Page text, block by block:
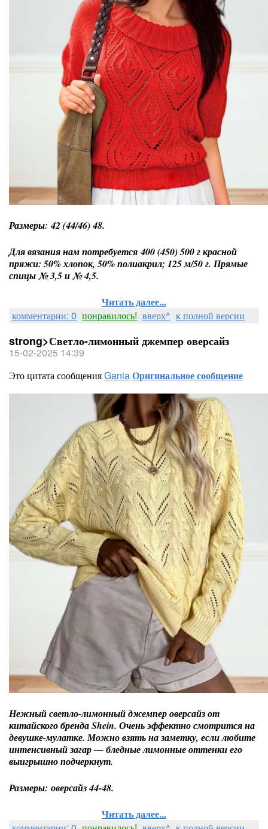
Размеры: 42 (44/46) 48.
Для вязания нам потребуется 400 (450) 500 г красной
пряжи: 50% хлопок, 50% полиакрил; 125 м/50 г. Прямые
спицы № 3,5 и № 4,5.
Читать далее...
комментарии: 0 понравилось! вверх^ к полной версии
strong>Светло-лимонный джемпер оверсайз
15-02-2025 14:39
Это цитата сообщенияGaniaОригинальное сообщение
Нежный светло-лимонный джемпер оверсайз от
китайского бренда Shein. Очень эффектно смотрится на
девушке-мулатке. Можно взять на заметку, если любите
интенсивный загар — бледные лимонные оттенки его
выигрышно подчеркнут.
Размеры: оверсайз 44-48.
Читать далее...